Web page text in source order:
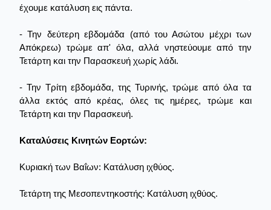
έχουμε κατάλυση εις πάντα.
- Την δεύτερη εβδομάδα (από του Ασώτου μέχρι των
Απόκρεω) τρώμε απ' όλα, αλλά νηστεύουμε από την
Τετάρτη και την Παρασκευή χωρίς λάδι.
- Την Τρίτη εβδομάδα, της Τυρινής, τρώμε από όλα τα
άλλα εκτός από κρέας, όλες τις ημέρες, τρώμε και
Τετάρτη και την Παρασκευή.
Καταλύσεις Κινητών Εορτών:
Κυριακή των Βαΐων: Κατάλυση ιχθύος.
Τετάρτη της Μεσοπεντηκοστής: Κατάλυση ιχθύος.